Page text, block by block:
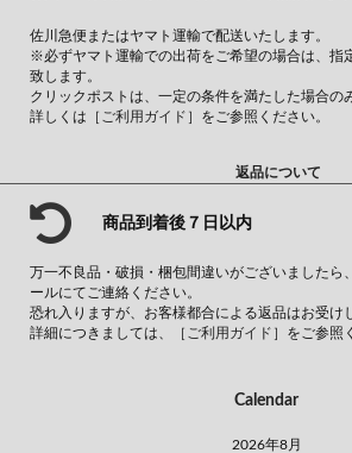
佐川急便またはヤマト運輸で配送いたします。
※必ずヤマト運輸での出荷をご希望の場合は、指
致します。
クリックポストは、一定の条件を満たした場合の
詳しくは ［ご利用ガイド］ をご参照ください。
返品について
商品到着後７日以内
万一不良品・破損・梱包間違いがございましたら
ールにてご連絡ください。
恐れ入りますが、お客様都合による返品はお受け
詳細につきましては、
［ご利用ガイド］ をご参照
Calendar
2026年8月